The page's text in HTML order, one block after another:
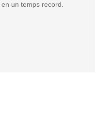
un temps record.